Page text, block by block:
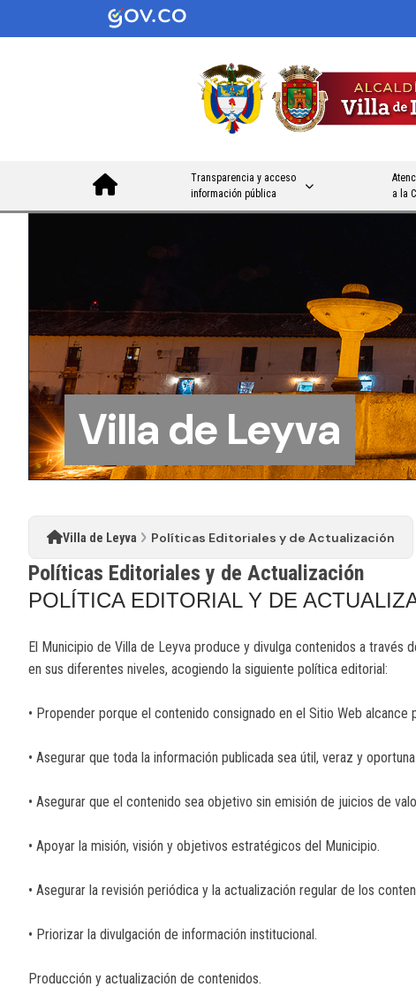
Transparencia y acceso
información pública
a la
Villa de Leyva
Villa de Leyva Políticas Editoriales y de Actualización
Políticas Editoriales y de Actualización
POLÍTICA EDITORIAL Y DE
El Municipio de Villa de Leyva produce y divulga contenidos a
en sus diferentes niveles, acogiendo la siguiente política editorial:
• Propender porque el contenido consignado en el Sitio Web
• Asegurar que toda la información publicada sea útil, veraz y
• Asegurar que el contenido sea objetivo sin emisión de juicios de
• Apoyar la misión, visión y objetivos estratégicos del Municipio.
• Asegurar la revisión periódica y la actualización regular de los
• Priorizar la divulgación de información institucional.
Producción y actualización de contenidos.